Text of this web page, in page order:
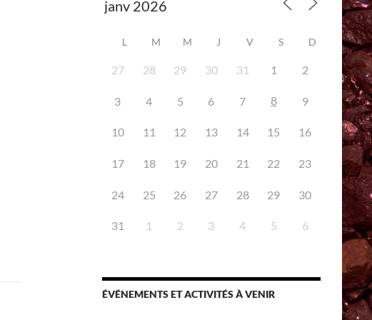
L M M J V S D
27 28 29 30 31 1 2
3 4 5 6 7 8 9
10 11 12 13 14 15 16
17 18 19 20 21 22 23
24 25 26 27 28 29 30
31 1 2 3 4 5 6
ÉVÉNEMENTS ET ACTIVITÉS À VENIR